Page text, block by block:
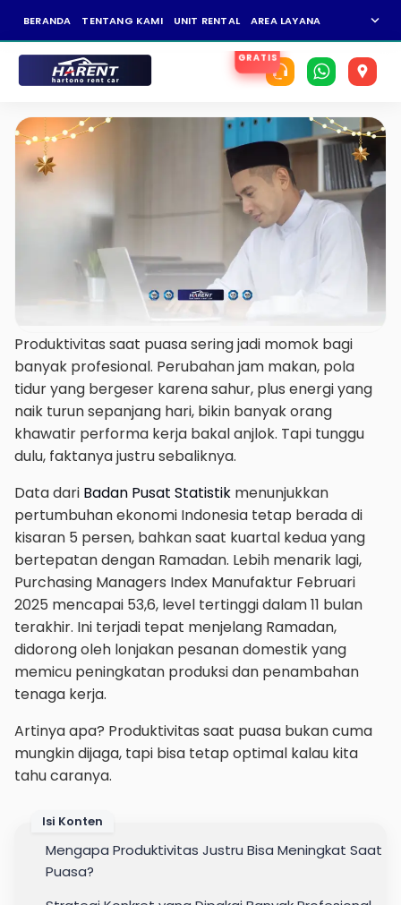
BERANDA TENTANG KAMI UNIT RENTAL AREA LAYANAN expand_more
Produktivitas saat puasa sering jadi momok bagi
banyak profesional. Perubahan jam makan, pola
tidur yang bergeser karena sahur, plus energi yang
naik turun sepanjang hari, bikin banyak orang
khawatir performa kerja bakal anjlok. Tapi tunggu
dulu, faktanya justru sebaliknya.
Data dari Badan Pusat Statistik menunjukkan
pertumbuhan ekonomi Indonesia tetap berada di
kisaran 5 persen, bahkan saat kuartal kedua yang
bertepatan dengan Ramadan. Lebih menarik lagi,
Purchasing Managers Index Manufaktur Februari
2025 mencapai 53,6, level tertinggi dalam 11 bulan
terakhir. Ini terjadi tepat menjelang Ramadan,
didorong oleh lonjakan pesanan domestik yang
memicu peningkatan produksi dan penambahan
tenaga kerja.
Artinya apa? Produktivitas saat puasa bukan cuma
mungkin dijaga, tapi bisa tetap optimal kalau kita
tahu caranya.
Isi Konten
Mengapa Produktivitas Justru Bisa Meningkat Saat
Puasa?